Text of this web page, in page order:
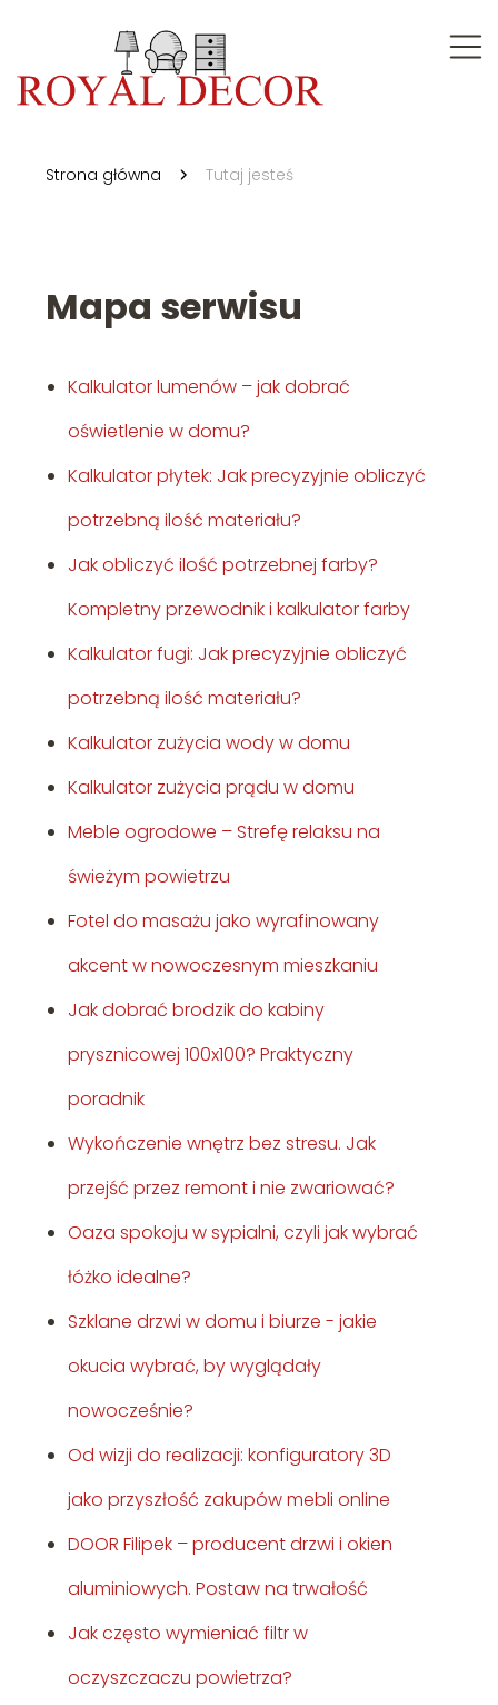
Strona główna Tutaj jesteś
Mapa serwisu
Kalkulator lumenów – jak dobrać
oświetlenie w domu?
Kalkulator płytek: Jak precyzyjnie obliczyć
potrzebną ilość materiału?
Jak obliczyć ilość potrzebnej farby?
Kompletny przewodnik i kalkulator farby
Kalkulator fugi: Jak precyzyjnie obliczyć
potrzebną ilość materiału?
Kalkulator zużycia wody w domu
Kalkulator zużycia prądu w domu
Meble ogrodowe – Strefę relaksu na
świeżym powietrzu
Fotel do masażu jako wyrafinowany
akcent w nowoczesnym mieszkaniu
Jak dobrać brodzik do kabiny
prysznicowej 100x100? Praktyczny
poradnik
Wykończenie wnętrz bez stresu. Jak
przejść przez remont i nie zwariować?
Oaza spokoju w sypialni, czyli jak wybrać
łóżko idealne?
Szklane drzwi w domu i biurze - jakie
okucia wybrać, by wyglądały
nowocześnie?
Od wizji do realizacji: konfiguratory 3D
jako przyszłość zakupów mebli online
DOOR Filipek – producent drzwi i okien
aluminiowych. Postaw na trwałość
Jak często wymieniać filtr w
oczyszczaczu powietrza?